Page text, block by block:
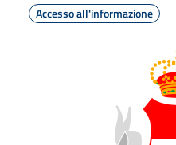
Accesso all'informazione